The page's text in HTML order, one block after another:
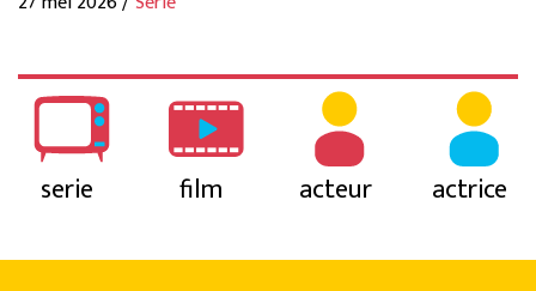
serie film acteur actrice